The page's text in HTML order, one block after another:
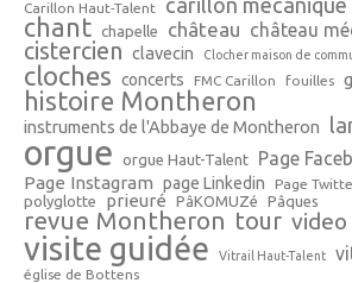
Carillon Haut-Talent
chant chapelle château château
cistercien clavecin Clocher maison de
cloches concerts FMC Carillon fouilles
histoire Montheron
instruments de l'Abbaye de Montheron
orgue orgue Haut-Talent Page
Page Instagram page Linkedin Page
polyglotte prieuré PâKOMUZé Pâques
revue Montheron tour video
visite guidée Vitrail Haut-Talent
église de Bottens